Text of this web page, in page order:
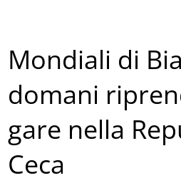
Mondiali di
domani
gare nella
Ceca